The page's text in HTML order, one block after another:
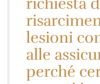
lesioni
alle
perché